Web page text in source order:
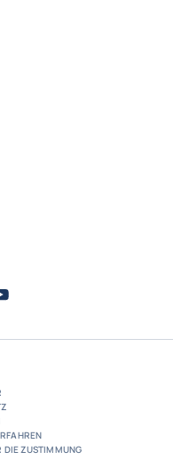
DIE ZUSTIMMUNG